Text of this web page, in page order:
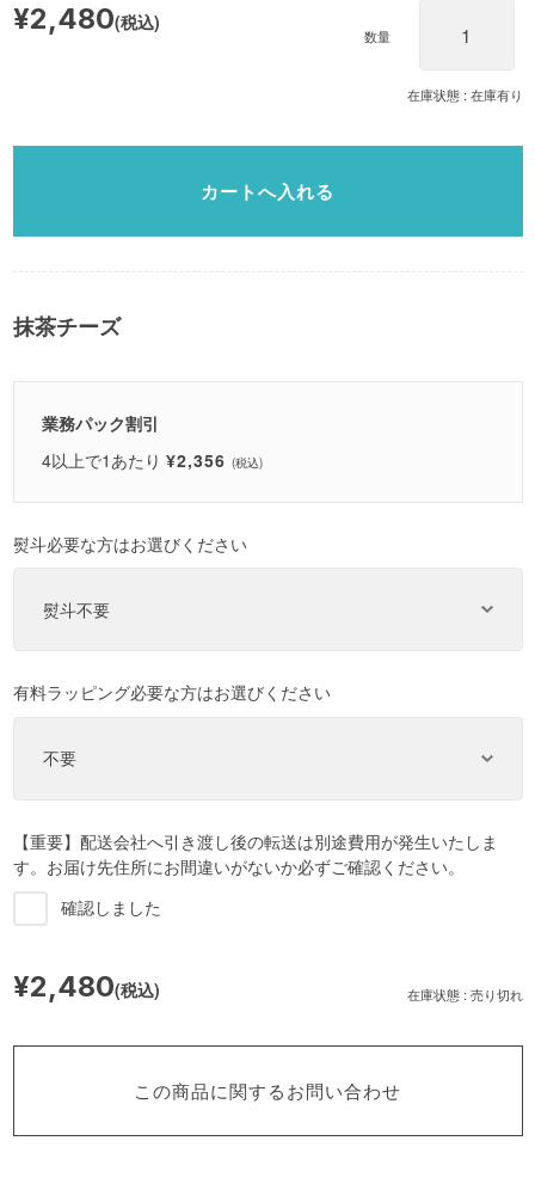
在庫状態 : 在庫有り
¥2,480(税込)
数量
抹茶チーズ
業務パック割引
4以上で1あたり ¥2,356 (税込)
熨斗必要な方はお選びください
有料ラッピング必要な方はお選びください
【重要】配送会社へ引き渡し後の転送は別途費用が発生いたしま
す。お届け先住所にお間違いがないか必ずご確認ください。
確認しました
在庫状態 : 売り切れ
¥2,480(税込)
この商品に関するお問い合わせ